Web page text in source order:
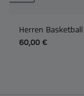
Herren
60,00 €